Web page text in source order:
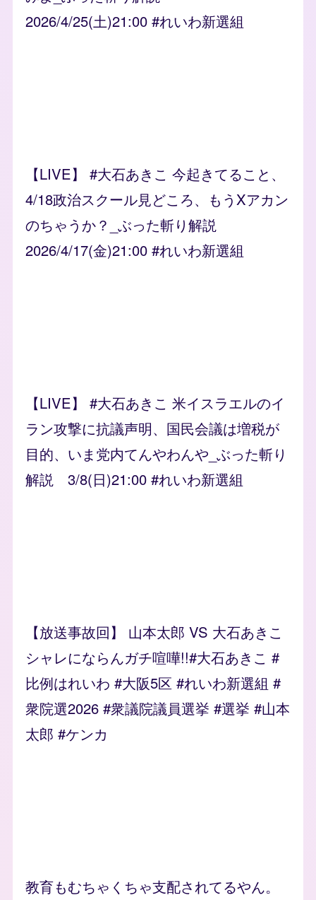
2026/4/25(土)21:00 #れいわ新選組
【LIVE】 #大石あきこ 今起きてること、
4/18政治スクール見どころ、もうXアカン
のちゃうか？_ぶった斬り解説
2026/4/17(金)21:00 #れいわ新選組
【LIVE】 #大石あきこ 米イスラエルのイ
ラン攻撃に抗議声明、国民会議は増税が
目的、いま党内てんやわんや_ぶった斬り
解説 3/8(日)21:00 #れいわ新選組
【放送事故回】 山本太郎 VS 大石あきこ
シャレにならんガチ喧嘩!!#大石あきこ #
比例はれいわ #大阪5区 #れいわ新選組 #
衆院選2026 #衆議院議員選挙 #選挙 #山本
太郎 #ケンカ
教育もむちゃくちゃ支配されてるやん。